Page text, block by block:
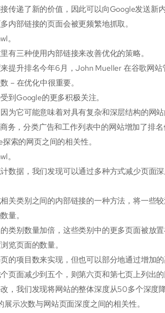
传递了新的价值，因此可以向Google发送新
内部链接的页面会被更频繁地抓取。
。
有三种使用内部链接来改善优化的策略。
提升排名今年6月，John Mueller 在谷歌网
– 在优化中很重要。
到Google的更多积极关注。
为它可能意味着对具有复杂和深层结构的网站
务，分类广告和工作列表中的网站增加了排
索的网页之间的相关性。
。
数据，我们发现可以通过多种方式减少页面
关类别之间的内部链接的一种方法，将一些较
量。
类别数量加倍，这些类别中的更多页面被放置
览页面的数量。
的项目数来实现，但也可以部分地通过增加
页面减少到五个，则第六页和第七页上列出
，我们发现将网站的整体深度从50多个深度
展示次数与网站页面深度之间的相关性。